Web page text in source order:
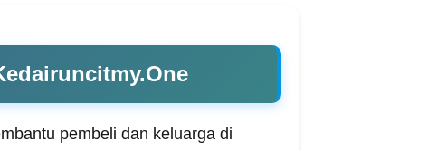
pembeli dan keluarga di